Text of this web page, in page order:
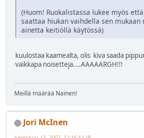
(Huom! Ruokalistassa lukee myös
saattaa hiukan vaihdella sen mukaan
ainetta keitiöllä käytössä)
kuulostaa kaamealta, olis kiva saada
vaikkapa noisetteja....AAAAARGH!!!
Meillä määrää Nainen!
Jori McInen